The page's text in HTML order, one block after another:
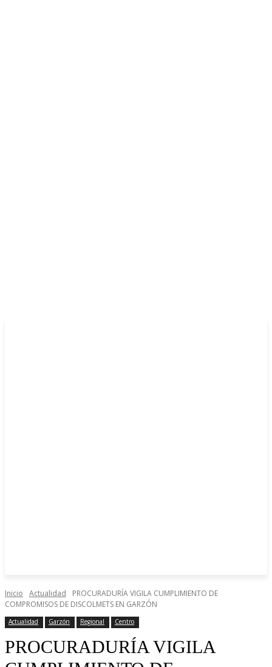
Inicio Actualidad
PROCURADURÍA VIGILA CUMPLIMIENTO DE
COMPROMISOS DE DISCOLMETS EN GARZÓN
Actualidad Garzón Regional Centro
PROCURADURÍA VIGILA